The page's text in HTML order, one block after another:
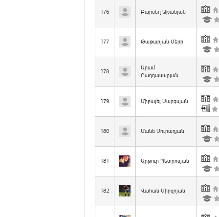
176 Բարսեղ Աթանյան
177 Թաթարյան Մերի
178
Արամ
Բաղդասարյան
179 Միքայել Սարգսյան
180 Մանե Մուրադյան
181 Արթուր Պետրոսյան
182 Վահան Միրզոյան